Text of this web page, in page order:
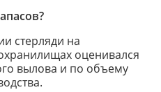
стерляди на
оценивался
вылова и по объему